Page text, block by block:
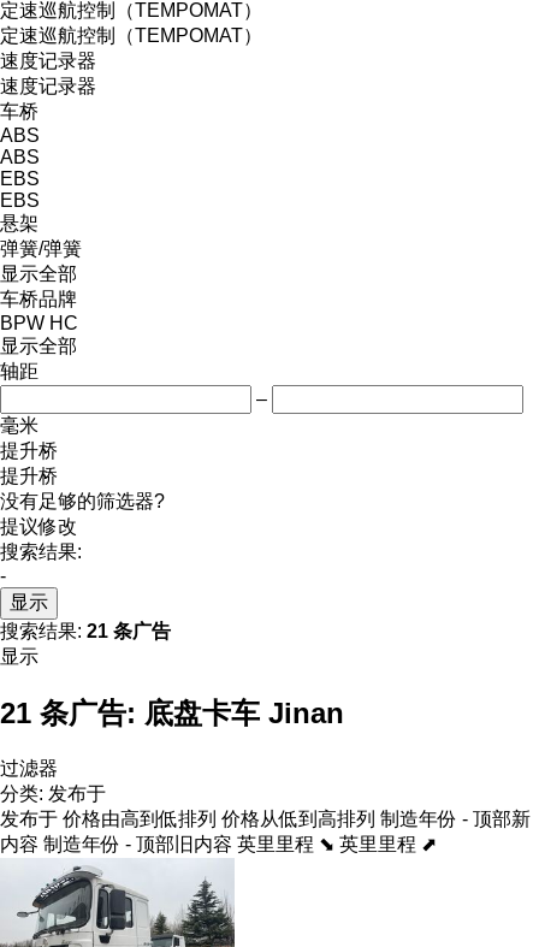
定速巡航控制（TEMPOMAT）
定速巡航控制（TEMPOMAT）
速度记录器
速度记录器
车桥
ABS
ABS
EBS
EBS
悬架
弹簧/弹簧
显示全部
车桥品牌
BPW HC
显示全部
轴距
–
毫米
提升桥
提升桥
没有足够的筛选器?
提议修改
搜索结果:
-
显示
搜索结果: 21 条广告
显示
21 条广告: 底盘卡车 Jinan
过滤器
分类: 发布于
发布于 价格由高到低排列 价格从低到高排列 制造年份 - 顶部新
内容 制造年份 - 顶部旧内容 英里里程 ⬊ 英里里程 ⬈